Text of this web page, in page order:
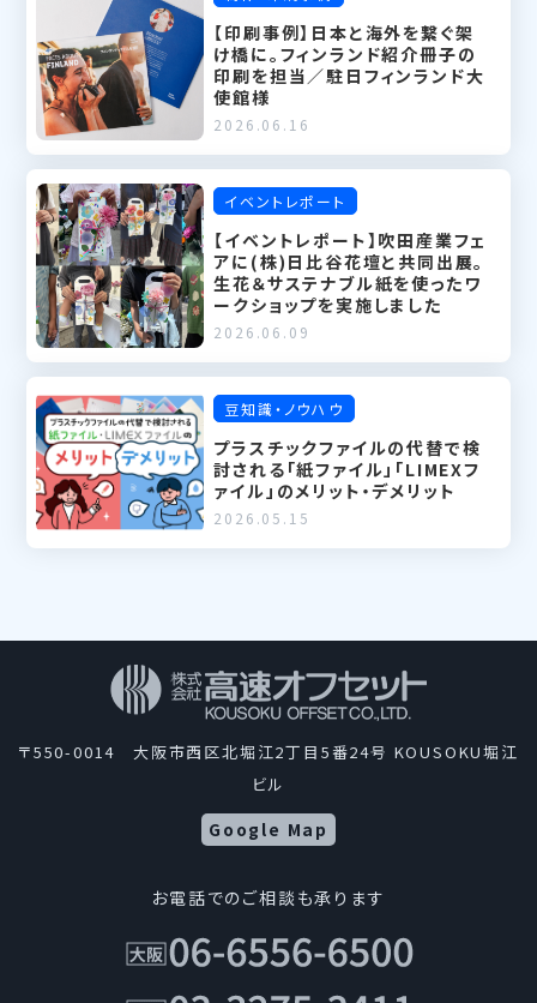
【印刷事例】日本と海外を繋ぐ架
け橋に。フィンランド紹介冊子の
印刷を担当／駐日フィンランド大
使館様
2026.06.16
イベントレポート
【イベントレポート】吹田産業フェ
アに(株)日比谷花壇と共同出展。
生花＆サステナブル紙を使ったワ
ークショップを実施しました
2026.06.09
豆知識・ノウハウ
プラスチックファイルの代替で検
討される「紙ファイル」「LIMEXフ
ァイル」のメリット・デメリット
2026.05.15
〒550-0014 大阪市西区北堀江2丁目5番24号 KOUSOKU堀江
ビル
Google Map
お電話でのご相談も承ります